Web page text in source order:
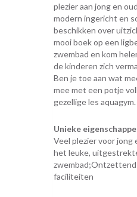
plezier aan jong en
modern ingericht en
beschikken over
mooi boek op een
zwembad en kom
de kinderen zich
Ben je toe aan wat
mee met een potje
gezellige les aquagym.
Unieke
Veel plezier voor jong
het leuke,
faciliteiten